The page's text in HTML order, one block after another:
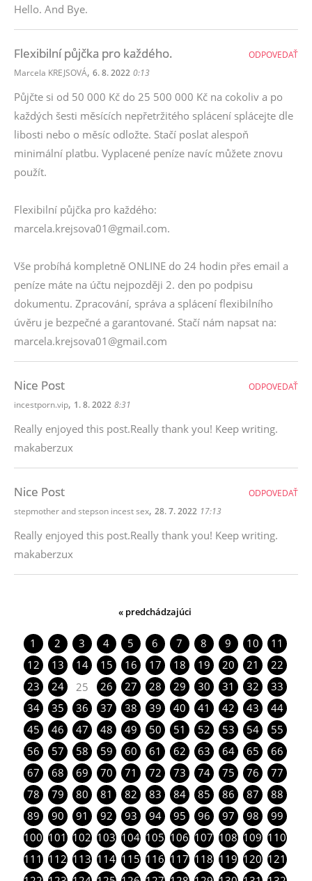
Hello. And Bye.
Flexibilní půjčka pro každého.
Marcela KREJSOVÁ, 6. 8. 2022 0:13
Půjčte si od 50 000 Kč do 25 500 000 Kč na cokoliv a po
každých šesti měsících nepřetržitého splácení splácejte dle
libosti nebo o měsíc odložte. Stačí poslat alespoň
minimální platbu. Vyplacené peníze navíc můžete znovu
použít.
Flexibilní půjčka pro každého:
marcela.krejsova01@gmail.com.
Vše probíhá kompletně ONLINE do 24 hodin přes email a
peníze máte na účtu nejpozději 2. den po podpisu
dokumentu. Zpracování, správa a splácení flexibilního
úvěru je bezpečné a garantované. Stačí nám napsat na:
marcela.krejsova01@gmail.com
ODPOVEDAŤ
Nice Post
incestporn.vip, 1. 8. 2022 8:31
Really enjoyed this post.Really thank you! Keep writing.
makaberzux
ODPOVEDAŤ
Nice Post
stepmother and stepson incest sex, 28. 7. 2022 17:13
Really enjoyed this post.Really thank you! Keep writing.
makaberzux
ODPOVEDAŤ
« predchádzajúci
1 2 3 4 5 6 7 8 9 10
11
12
13 14 15 16 17 18 19 20 21
22
23
24 25 26 27 28 29 30 31 32
33
34
35 36 37 38 39 40 41 42 43
44
45
46 47 48 49 50 51 52 53 54
55
56
57 58 59 60 61 62 63 64 65
66
67
68 69 70 71 72 73 74 75 76
77
78
79 80 81 82 83 84 85 86 87
88
89
90 91 92 93 94 95 96 97 98
99
100 101 102 103 104 105 106 107 108 109 110
111 112 113 114 115 116 117 118 119 120 121